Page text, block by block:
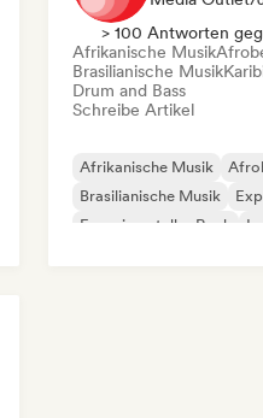
> 100 Antworten
Afrikanische Musik
Brasilianische Musik
Drum and Bass
Schreibe Artikel
Afrikanische Musik
Brasilianische Musik
Experimenteller Rock